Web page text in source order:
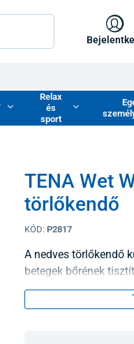
Relax
és
sport
TENA Wet
törlőkendő
KÓD: P2817
A nedves törlőkendő
betegek bőrének